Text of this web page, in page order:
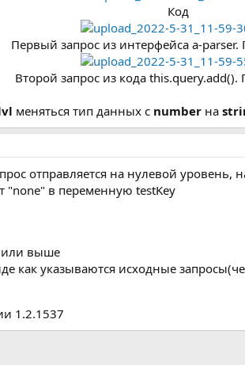
Код
Первый запрос из интерфейса a-parser.
Второй запрос из кода
меняться тип данных с number на
отправляется на нулевой уровень,
"none" в переменную testKey
или выше
как указываются исходные
1.2.1537